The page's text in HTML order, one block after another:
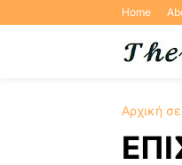
Home
Αρχική